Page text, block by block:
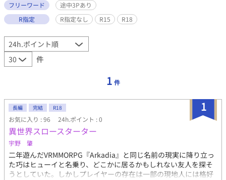
フリーワード
途中3Pあり
R指定
R指定なし R15 R18
件
1 件
1
長編 完結 R18
お気に入り : 96 24h.ポイント : 0
異世界スロースターター
宇野 肇
二年遊んだVRMMORPG『Arkadia』と同じ名前の現実に降り立っ
た巧はヒューイと名乗り、どこかに居るかもしれない友人を探そ
うとしていた。しかしプレイヤーの存在は一部の現地人には格好